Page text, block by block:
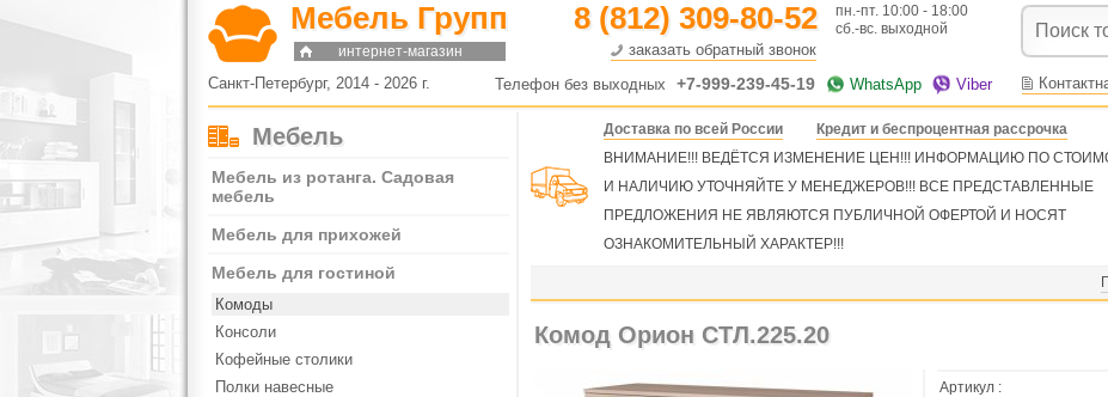
Мебель Групп
интернет-магазин
8 (812) 309-80-52
заказать обратный звонок
пн.-пт. 10:00 - 18:00
сб.-вс. выходной
Санкт-Петербург, 2014 - 2026 г. Телефон без выходных +7-999-239-45-19 WhatsApp Viber
Мебель
Мебель из ротанга. Садовая
мебель
Мебель для прихожей
Мебель для гостиной
Комоды
Консоли
Кофейные столики
Полки навесные
Доставка по всей России
Кредит и беспроцентная рассрочка
ВНИМАНИЕ!!! ВЕДЁТСЯ ИЗМЕНЕНИЕ ЦЕН!!! ИНФОРМАЦИЮ ПО
И НАЛИЧИЮ УТОЧНЯЙТЕ У МЕНЕДЖЕРОВ!!! ВСЕ ПРЕДСТАВЛЕННЫЕ
ПРЕДЛОЖЕНИЯ НЕ ЯВЛЯЮТСЯ ПУБЛИЧНОЙ ОФЕРТОЙ И НОСЯТ
ОЗНАКОМИТЕЛЬНЫЙ ХАРАКТЕР!!!
Комод Орион СТЛ.225.20
Артикул :